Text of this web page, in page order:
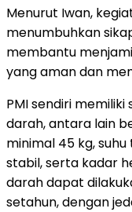
Menurut Iwan,
menumbuhkan
membantu
yang aman dan
PMI sendiri
darah, antara lain
minimal 45 kg,
stabil, serta kadar
darah dapat
setahun, dengan